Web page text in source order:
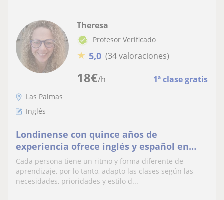
18€/h 1ª clase gratis
Theresa
Profesor Verificado
★ 5,0 (34 valoraciones)
Las Palmas
Inglés
Londinense con quince años de
experiencia ofrece inglés y español en
Maspalomas y por Internet
Cada persona tiene un ritmo y forma diferente de
aprendizaje, por lo tanto, adapto las clases según las
necesidades, prioridades y estilo d...